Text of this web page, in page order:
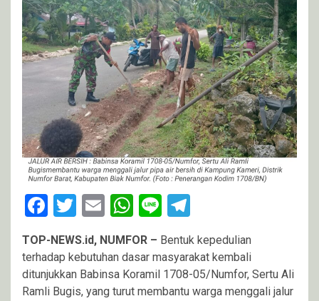
Facebook
Twitter
EmailWhatsApp
Line
TOP-NEWS.id, NUMFOR – Bentuk kepedulian
terhadap kebutuhan dasar masyarakat kembali
ditunjukkan Babinsa Koramil 1708-05/Numfor, Sertu Ali
Ramli Bugis, yang turut membantu warga menggali jalur